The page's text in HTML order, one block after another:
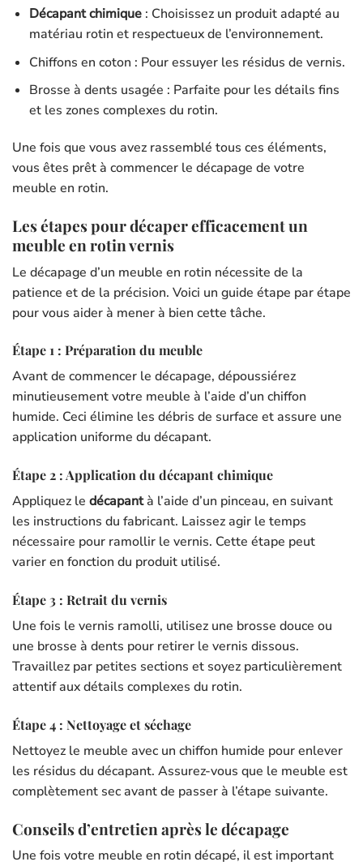
Décapant chimique: Choisissez un produit adapté au
matériau rotin et respectueux de l’environnement.
Chiffons en coton : Pour essuyer les résidus de vernis.
Brosse à dents usagée : Parfaite pour les détails fins
et les zones complexes du rotin.
Une fois que vous avez rassemblé tous ces éléments,
vous êtes prêt à commencer le décapage de votre
meuble en rotin.
Les étapes pour décaper efficacement un
meuble en rotin vernis
Le décapage d’un meuble en rotin nécessite de la
patience et de la précision. Voici un guide étape par étape
pour vous aider à mener à bien cette tâche.
Étape 1 : Préparation du meuble
Avant de commencer le décapage, dépoussiérez
minutieusement votre meuble à l’aide d’un chiffon
humide. Ceci élimine les débris de surface et assure une
application uniforme du décapant.
Étape 2 : Application du décapant chimique
Appliquez le décapantà l’aide d’un pinceau, en suivant
les instructions du fabricant. Laissez agir le temps
nécessaire pour ramollir le vernis. Cette étape peut
varier en fonction du produit utilisé.
Étape 3 : Retrait du vernis
Une fois le vernis ramolli, utilisez une brosse douce ou
une brosse à dents pour retirer le vernis dissous.
Travaillez par petites sections et soyez particulièrement
attentif aux détails complexes du rotin.
Étape 4 : Nettoyage et séchage
Nettoyez le meuble avec un chiffon humide pour enlever
les résidus du décapant. Assurez-vous que le meuble est
complètement sec avant de passer à l’étape suivante.
Conseils d’entretien après le décapage
Une fois votre meuble en rotin décapé, il est important